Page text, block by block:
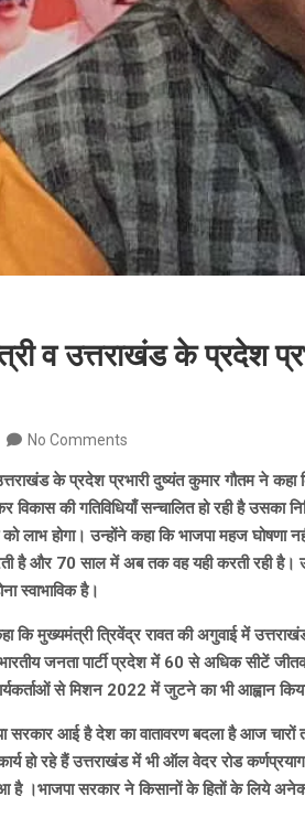
व उत्तराखंड के प्रदेश
No Comments
उत्तराखंड के प्रदेश प्रभारी दुष्यंत कुमार गौतम ने
विकास की गतिविधियाँ सन्चालित हो रही है उसका
लाभ होगा। उन्होंने कहा कि भाजपा महज घोषणा
है और 70 साल में अब तक वह यही करती रही
स्वाभाविक है।
कि मुख्यमंत्री त्रिवेंद्र रावत की अगुवाई में
भारतीय जनता पार्टी प्रदेश में 60 से अधिक सीटें
से मिशन 2022 में जुटने का भी आह्वान
आई है देश का वातावरण बदला है आज चारों
हो रहे हैं उत्तराखंड में भी ऑल वेदर रोड
है ।भाजपा सरकार ने किसानों के हितों के लिये